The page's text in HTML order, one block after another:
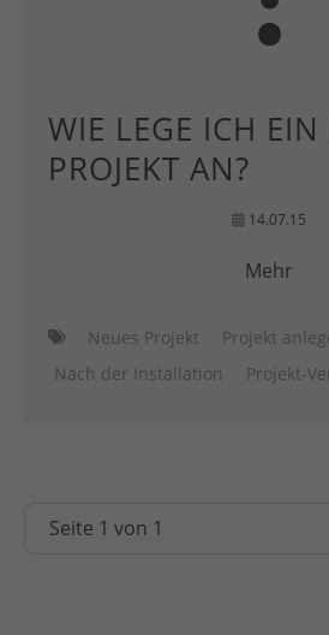
WIE LEGE ICH EIN
PROJEKT AN?
14.07.15
Mehr
Neues Projekt Projekt
Nach der Installation
Projekt-